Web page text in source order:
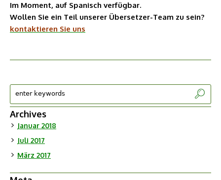
Im Moment, auf Spanisch verfügbar.
Wollen Sie ein Teil unserer Übersetzer-Team zu sein?
kontaktieren Sie uns
Archives
Januar 2018
Juli 2017
März 2017